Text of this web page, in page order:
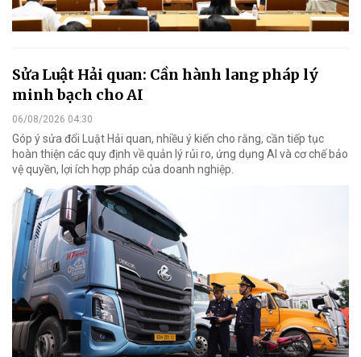
Sửa Luật Hải quan: Cần hành lang pháp lý
minh bạch cho AI
06/08/2026 04:30
Góp ý sửa đổi Luật Hải quan, nhiều ý kiến cho rằng, cần tiếp tục
hoàn thiện các quy định về quản lý rủi ro, ứng dụng AI và cơ chế bảo
vệ quyền, lợi ích hợp pháp của doanh nghiệp.